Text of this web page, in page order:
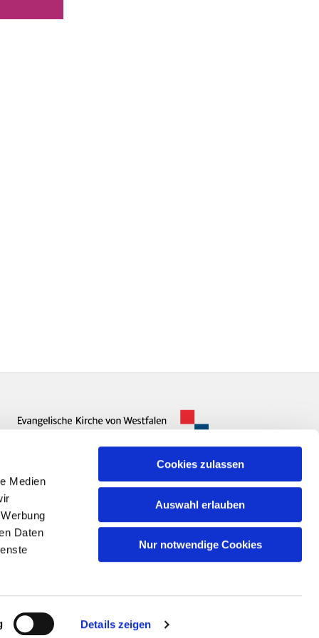
Medien
Daten
Details zeigen
Cookies zulassen
Auswahl erlauben
Nur notwendige Cookies